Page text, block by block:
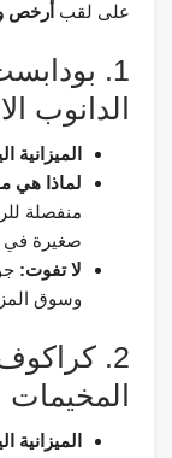
على لقب أرخص
1.
الدانوب
الميزانية
لماذا هي
منفصلة
صغيرة في
لا تفوت:
وسوق
2.
المخيمات
الميزانية